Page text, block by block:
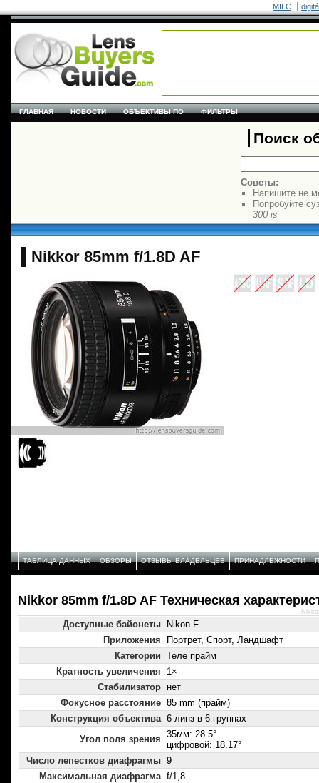
MILC
ГЛАВНАЯ НОВОСТИ ОБЪЕКТИВЫ ПО ФИЛЬТРЫ
Поиск
Советы:
Напишите не
Попробуйте
300 is
Nikkor 85mm f/1.8D AF
ТАБЛИЦА ДАННЫХ ОБЗОРЫ ОТЗЫВЫ ВЛАДЕЛЬЦЕВ ПРИНАДЛЕЖНОСТИ
Nikkor 85mm f/1.8D AF Техническая
Доступные байонеты
Nikon F
Приложения
Портрет, Спорт, Ландшафт
Категории Теле прайм
Кратность увеличения
1×
Стабилизатор нет
Фокусное расстояние 85 mm (прайм)
Конструкция объектива 6 линз в 6 группах
Угол поля зрения 35мм: 28.5°
цифровой: 18.17°
Число лепестков диафрагмы 9
Максимальная диафрагма f/1,8